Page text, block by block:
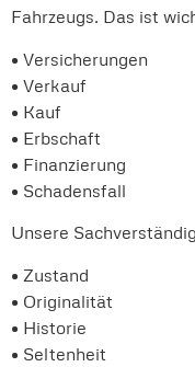
Fahrzeugs. Das ist
• Versicherungen
• Verkauf
• Kauf
• Erbschaft
• Finanzierung
• Schadensfall
Unsere
• Zustand
• Originalität
• Historie
• Seltenheit